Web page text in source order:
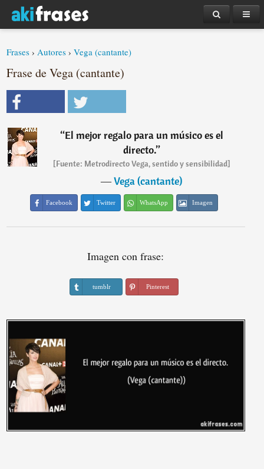
Frases ›Autores ›Vega (cantante)
Frase de Vega (cantante)
“El mejor regalo para un músico es el
directo.”
[Fuente: Metrodirecto Vega, sentido y sensibilidad]
―Vega (cantante)
Facebook Twitter WhatsApp Imagen
Imagen con frase:
tumblr Pinterest